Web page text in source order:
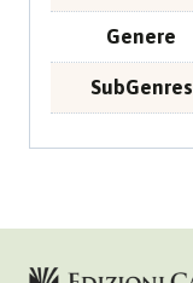
Genere
SubGenres